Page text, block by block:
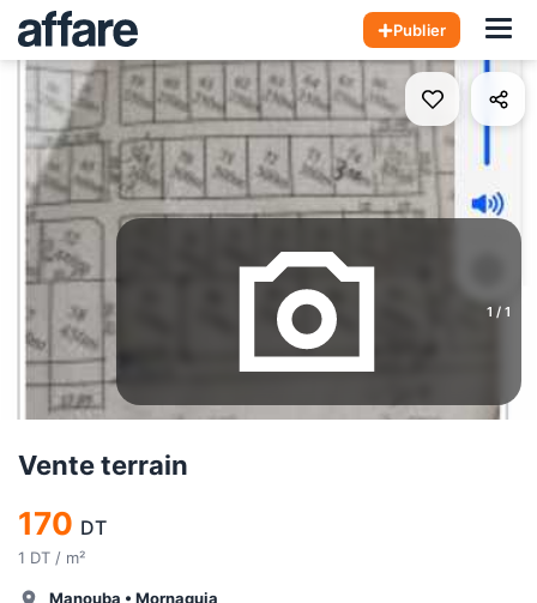
Publier
1 / 1
Vente terrain
170 DT
1 DT / m²
Manouba • Mornaguia